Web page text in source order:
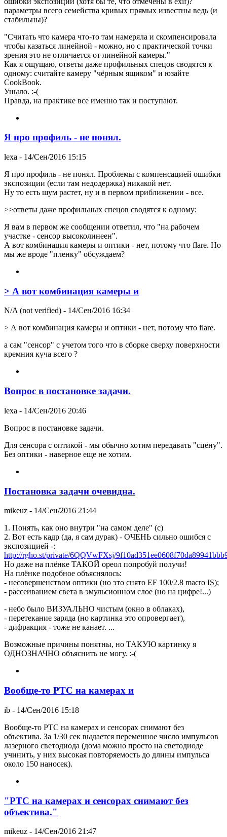
параметры всего семейства кривых прямых известны ведь (и
стабильны)?
"Считать что камера что-то там намеряла и скомпенсировала
чтобы казаться линейной - можно, но с практической точки
зрения это не отличается от линейной камеры."
Как я ощущаю, ответы даже профильных спецов сводятся к
одному: считайте камеру "чёрным ящиком" и юзайте
CookBook.
Уныло. :-(
Правда, на практике все именно так и поступают.
Я про профиль - не понял.
lexa - 14/Сен/2016 15:15
Я про профиль - не понял. Проблемы с компенсацией ошибки
экспозиции (если там недодержка) никакой нет.
Ну то есть шум растет, ну и в первом приближении - все.
>>ответы даже профильных спецов сводятся к одному:
Я вам в первом же сообщении ответил, что "на рабочем
участке - сенсор высоколинеен".
А вот комбинация камеры и оптики - нет, потому что flare. Но
мы же вроде "пленку" обсуждаем?
> А вот комбинация камеры и
N/A (not verified) - 14/Сен/2016 16:34
> А вот комбинация камеры и оптики - нет, потому что flare.
а сам "сенсор" с учетом того что в сборке сверху поверхности
кремния куча всего ?
Вопрос в постановке задачи.
lexa - 14/Сен/2016 20:46
Вопрос в постановке задачи.
Для сенсора с оптикой - мы обычно хотим передавать "сцену".
Без оптики - наверное еще не хотим.
Постановка задачи очевидна.
mikeuz - 14/Сен/2016 21:44
1. Понять, как оно внутри "на самом деле" (с)
2. Вот есть кадр (да, я сам дурак) - ОЧЕНЬ сильно ошибся с
экспозицией -:
http://rgho.st/private/6QQVwFXsj/
Но даже на плёнке ТАКОЙ ореол попробуй получи!
На плёнке подобное объяснялось:
- несовершенством оптики (но это снято EF 100/2.8 macro IS);
- рассеиванием света в эмульсионном слое (но на цифре!...)
- небо было ВИЗУАЛЬНО чистым (окно в облаках),
- перетекание заряда (но картинка это опровергает),
- дифракция - тоже не канает. ...
Возможные причины понятны, но ТАКУЮ картинку я
ОДНОЗНАЧНО объяснить не могу. :-(
Вообще-то PTC на камерах и
ib - 14/Сен/2016 15:18
Вообще-то PTC на камерах и сенсорах снимают без
объектива. За 1/30 сек выдается переменное число импульсов
лазерного светодиода (дома можно просто на светодиоде
учинить, у них высокая повторяемость до длины импульса
около 150 наносек).
"PTC на камерах и сенсорах снимают без
объектива."
mikeuz - 14/Сен/2016 21:47